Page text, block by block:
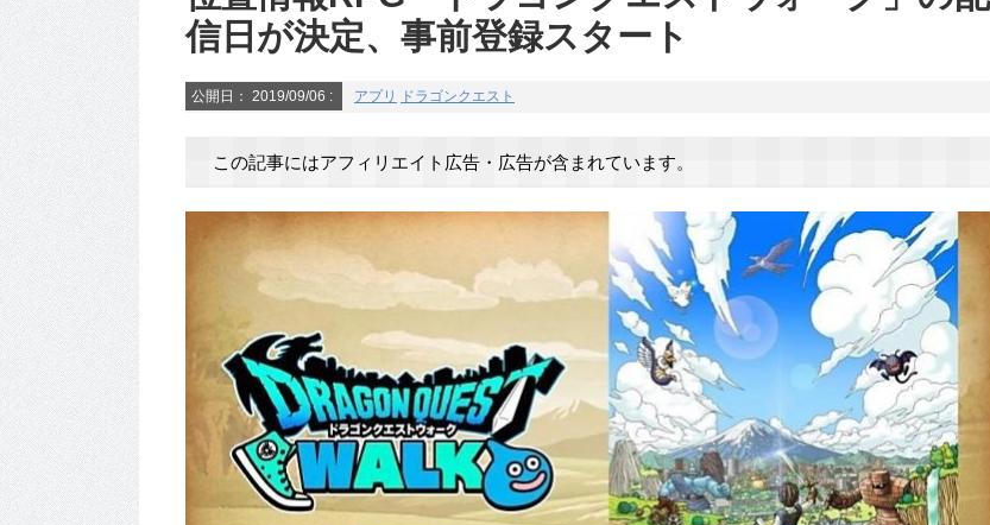
信日が決定、事前登録スタート
公開日： 2019/09/06 : アプリ ドラゴンクエスト
この記事にはアフィリエイト広告・広告が含まれています。